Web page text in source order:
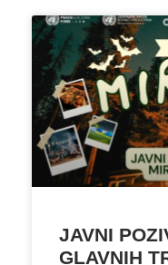
JAVNI
GLAVNIH